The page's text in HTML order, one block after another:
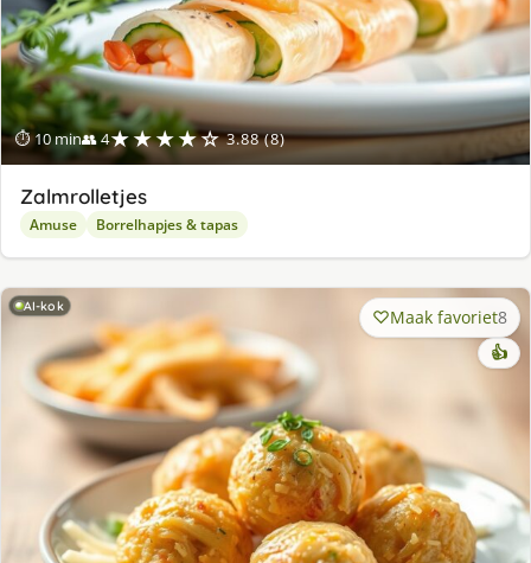
⏱ 10 min👥 4★★★★☆ 3.88 (8)
Zalmrolletjes
Amuse Borrelhapjes & tapas
AI-kok Maak favoriet8
👍